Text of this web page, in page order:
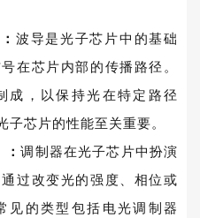
波导是光子芯片中的基础
在芯片内部的传播路径。
成，以保持光在特定路径
芯片的性能至关重要。
：调制器在光子芯片中扮演
过改变光的强度、相位或
见的类型包括电光调制器